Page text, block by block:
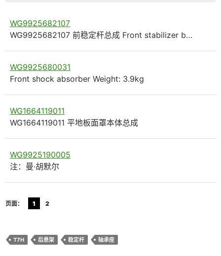
WG9925682107
WG9925682107 前稳定杆总成 Front stabilizer b…
WG9925680031
Front shock absorber Weight: 3.9kg
WG1664119011
WG1664119011 平地板面罩本体总成
WG9925190005
注：曼·胡默尔
页面： 1 2
T7H 后悬架 稳定杆 轴承座